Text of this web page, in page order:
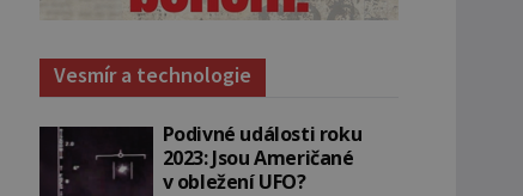
Vesmír a technologie
Podivné události roku
2023: Jsou Američané
v obležení UFO?